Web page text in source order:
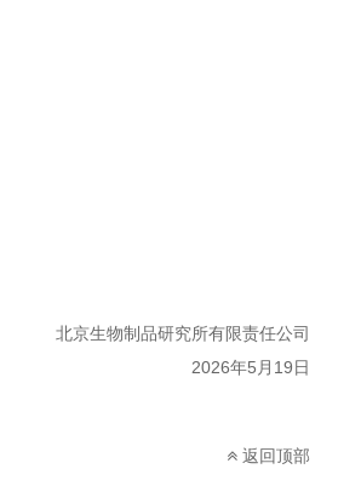
北京生物制品研究所有限责任公司
2026年5 月 19日
返回顶部